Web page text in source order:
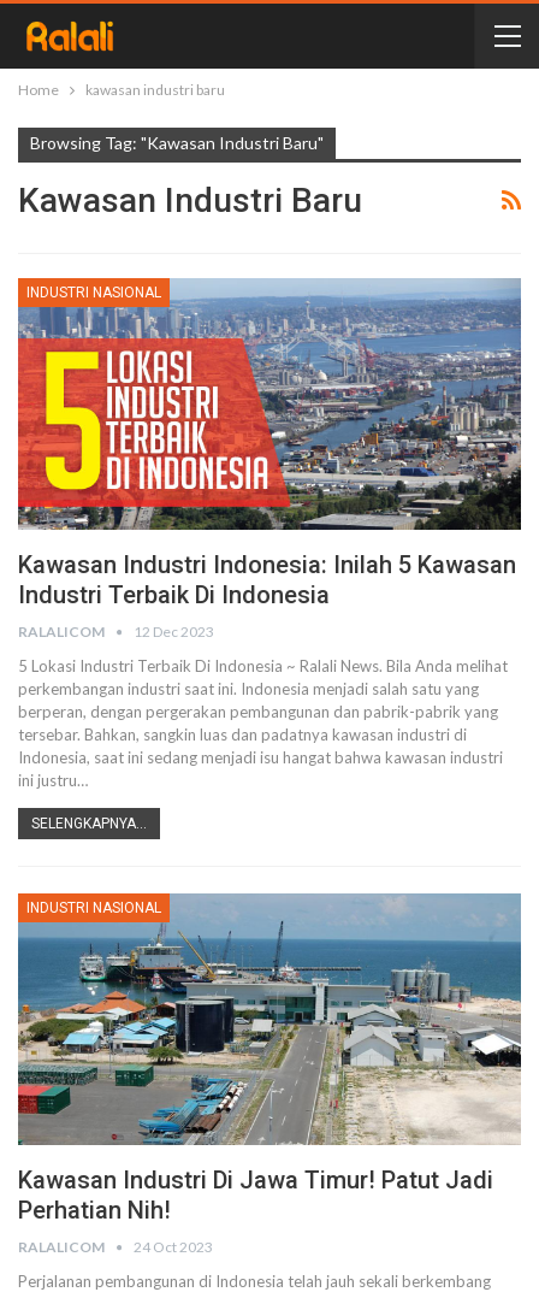
Home kawasan industri baru
Browsing Tag: "kawasan Industri Baru"
Kawasan Industri Baru
INDUSTRI NASIONAL
Kawasan Industri Indonesia: Inilah 5 Kawasan
Industri Terbaik Di Indonesia
RALALICOM 12 Dec 2023
5 Lokasi Industri Terbaik Di Indonesia ~ Ralali News. Bila Anda melihat
perkembangan industri saat ini. Indonesia menjadi salah satu yang
berperan, dengan pergerakan pembangunan dan pabrik-pabrik yang
tersebar. Bahkan, sangkin luas dan padatnya kawasan industri di
Indonesia, saat ini sedang menjadi isu hangat bahwa kawasan industri
ini justru…
SELENGKAPNYA...
INDUSTRI NASIONAL
Kawasan Industri Di Jawa Timur! Patut Jadi
Perhatian Nih!
RALALICOM 24 Oct 2023
Perjalanan pembangunan di Indonesia telah jauh sekali berkembang